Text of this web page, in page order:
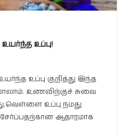
உப்பு!
உப்பு குறித்து இந்த
உணவிற்குச் சுவை
உப்பு நமது
ஆதாரமாக